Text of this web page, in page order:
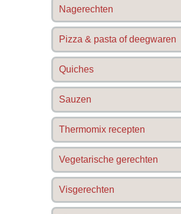
Nagerechten
Pizza & pasta of deegwaren
Quiches
Sauzen
Thermomix recepten
Vegetarische gerechten
Visgerechten